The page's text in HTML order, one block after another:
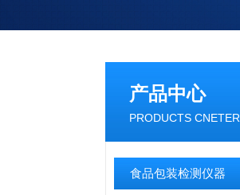
产品中心
PRODUCTS CNETER
食品包装检测仪器